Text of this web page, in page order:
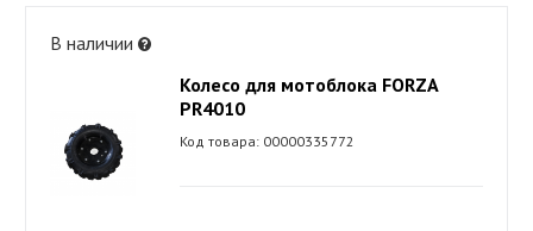
В наличии
Колесо для мотоблока FORZA
PR4010
Код товара: 00000335772